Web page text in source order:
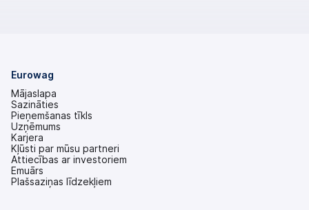
Eurowag
Mājaslapa
Sazināties
Pieņemšanas tīkls
Uzņēmums
Karjera
Kļūsti par mūsu partneri
Attiecības ar investoriem
(tiek
atvērts
Emuārs
Plašsaziņas līdzekļiem